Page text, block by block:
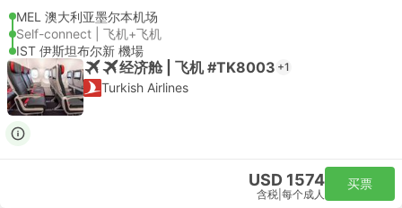
MEL 澳大利亚墨尔本机场
Self-connect | 飞机+飞机
IST 伊斯坦布尔新 機場
经济舱 | 飞机 #TK8003 +1
Turkish Airlines
USD 1574
含税 每个成人
买票